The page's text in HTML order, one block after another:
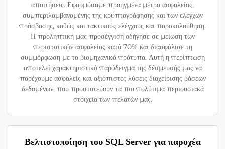
απαιτήσεις. Εφαρμόσαμε προηγμένα μέτρα ασφαλείας,
συμπεριλαμβανομένης της κρυπτογράφησης και των ελέγχων
πρόσβασης, καθώς και τακτικούς ελέγχους και παρακολούθηση.
Η προληπτική μας προσέγγιση οδήγησε σε μείωση των
περιστατικών ασφαλείας κατά 70% και διασφάλισε τη
συμμόρφωση με τα βιομηχανικά πρότυπα. Αυτή η περίπτωση
αποτελεί χαρακτηριστικό παράδειγμα της δέσμευσής μας να
παρέχουμε ασφαλείς και αξιόπιστες λύσεις διαχείρισης βάσεων
δεδομένων, που προστατεύουν τα πιο πολύτιμα περιουσιακά
στοιχεία των πελατών μας.
Βελτιστοποίηση του SQL Server για παροχέα